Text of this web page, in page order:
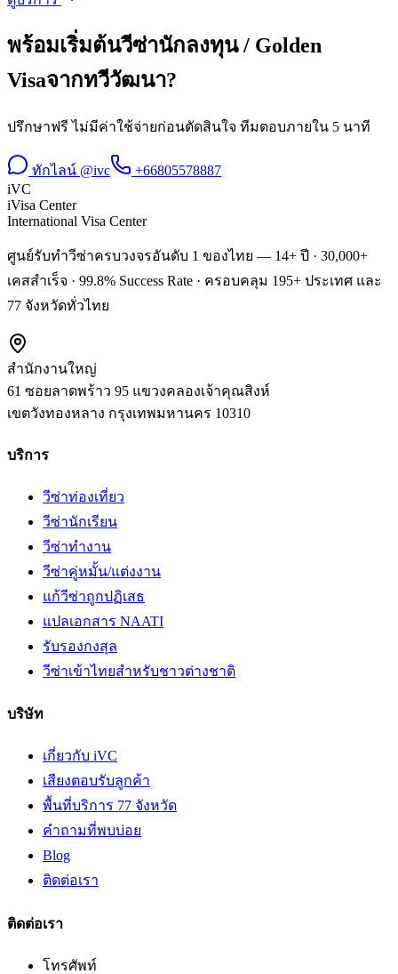
พร้อมเริ่มต้นวีซ่านักลงทุน / Golden
Visaจากทวีวัฒนา?
ปรึกษาฟรี ไม่มีค่าใช้จ่ายก่อนตัดสินใจ ทีมตอบภายใน 5 นาที
ทักไลน์ @ivc
+66805578887
iVC
iVisa Center
International Visa Center
ศูนย์รับทำวีซ่าครบวงจรอันดับ 1 ของไทย — 14+ ปี · 30,000+
เคสสำเร็จ · 99.8% Success Rate · ครอบคลุม 195+ ประเทศ และ
77 จังหวัดทั่วไทย
สำนักงานใหญ่
61 ซอยลาดพร้าว 95 แขวงคลองเจ้าคุณสิงห์
เขตวังทองหลาง กรุงเทพมหานคร 10310
บริการ
วีซ่าท่องเที่ยว
วีซ่านักเรียน
วีซ่าทำงาน
วีซ่าคู่หมั้น/แต่งงาน
แก้วีซ่าถูกปฏิเสธ
แปลเอกสาร NAATI
รับรองกงสุล
วีซ่าเข้าไทยสำหรับชาวต่างชาติ
บริษัท
เกี่ยวกับ iVC
เสียงตอบรับลูกค้า
พื้นที่บริการ 77 จังหวัด
คำถามที่พบบ่อย
Blog
ติดต่อเรา
ติดต่อเรา
โทรศัพท์